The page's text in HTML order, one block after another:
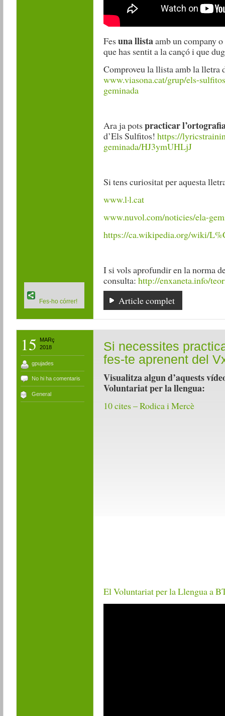
Fesuna llistaamb un company o
que has sentit a la cançó i que
Comproveu la llista amb la lletra
www.viasona.cat/grup/els-
geminada
Ara ja potspracticar
d’Els Sulfitos! https://
geminada/HJ3ymUHLjJ
Si tens curiositat per aquesta
www.l·l.cat
www.nuvol.com/noticies/ela-
https://ca.wikipedia.org/wiki/
I si vols aprofundir en la norma
consulta: http://enxaneta.info/
Article complet
Fes-ho córrer!
15
MARç
2018
gpujades
No hi ha comentaris
General
Si necessites
fes-te aprenent del
Visualitza algun d’aquests
Voluntariat per la llengua:
10 cites – Rodica i Mercè
El Voluntariat per la Llengua a